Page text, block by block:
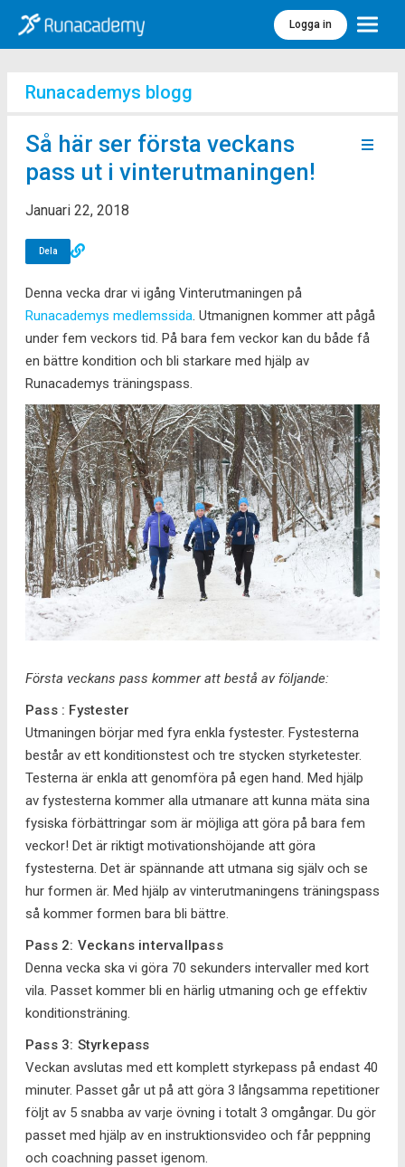
Logga in Meny
Runacademys blogg
Så här ser första veckans
pass ut i vinterutmaningen!
Januari 22, 2018
Dela
Denna vecka drar vi igång Vinterutmaningen på
Runacademys medlemssida . Utmanignen kommer att pågå
under fem veckors tid. På bara fem veckor kan du både få
en bättre kondition och bli starkare med hjälp av
Runacademys träningspass.
Första veckans pass kommer att bestå av följande:
Pass : Fystester
Utmaningen börjar med fyra enkla fystester. Fystesterna
består av ett konditionstest och tre stycken styrketester.
Testerna är enkla att genomföra på egen hand. Med hjälp
av fystesterna kommer alla utmanare att kunna mäta sina
fysiska förbättringar som är möjliga att göra på bara fem
veckor! Det är riktigt motivationshöjande att göra
fystesterna. Det är spännande att utmana sig själv och se
hur formen är. Med hjälp av vinterutmaningens träningspass
så kommer formen bara bli bättre.
Pass 2: Veckans intervallpass
Denna vecka ska vi göra 70 sekunders intervaller med kort
vila. Passet kommer bli en härlig utmaning och ge effektiv
konditionsträning.
Pass 3: Styrkepass
Veckan avslutas med ett komplett styrkepass på endast 40
minuter. Passet går ut på att göra 3 långsamma repetitioner
följt av 5 snabba av varje övning i totalt 3 omgångar. Du gör
passet med hjälp av en instruktionsvideo och får peppning
och coachning passet igenom.